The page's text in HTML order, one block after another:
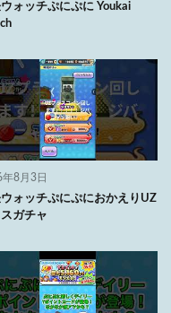
ォッチぷにぷに Youkai
8月3日
ォッチぷにぷにおかえりUZ
ガチャ